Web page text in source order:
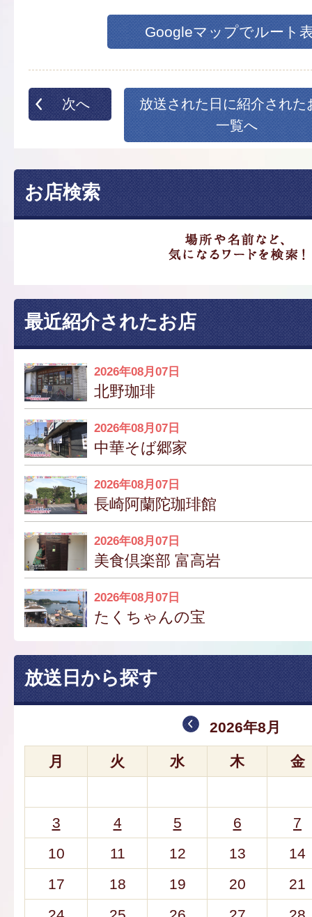
Googleマップでルート
次へ
放送された日に紹介された
一覧へ
お店検索
最近紹介されたお店
2026年08月07日
北野珈琲
2026年08月07日
中華そば郷家
2026年08月07日
長崎阿蘭陀珈琲館
2026年08月07日
美食倶楽部 富高岩
2026年08月07日
たくちゃんの宝
放送日から探す
2026年8月
月 火 水 木 金
3 4 5 6
7
10
11 12 13
14
17
18 19 20
21